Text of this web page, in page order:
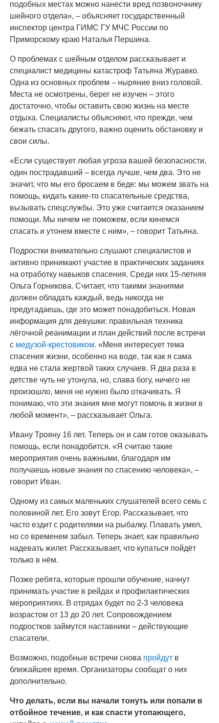
подобных местах можно нанести вред позвоночнику
шейного отдела», – объясняет государственный
инспектор центра ГИМС ГУ МЧС России по
Приморскому краю Наталья Першина.
О проблемах с шейным отделом рассказывает и
специалист медицины катастроф Татьяна Журавко.
Одна из основных проблем – ныряние вниз головой.
Места не осмотрены, берег не изучен – этого
достаточно, чтобы оставить свою жизнь на месте
отдыха. Специалисты объясняют, что прежде, чем
бежать спасать другого, важно оценить обстановку и
свои силы.
«Если существует любая угроза вашей безопасности,
один пострадавший – всегда лучше, чем два. Это не
значит, что мы его бросаем в беде: мы можем звать на
помощь, кидать какие-то спасательные средства,
вызывать спецслужбы. Это уже считается оказанием
помощи. Мы ничем не поможем, если кинемся
спасать и утонем вместе с ним», – говорит Татьяна.
Подростки внимательно слушают специалистов и
активно принимают участие в практических заданиях
на отработку навыков спасения. Среди них 15-летняя
Ольга Горникова. Считает, что такими знаниями
должен обладать каждый, ведь никогда не
предугадаешь, где это может понадобиться. Новая
информация для девушки: правильная техника
лёгочной реанимации и план действий после встречи
с медузой-крестовиком. «Меня интересует тема
спасения жизни, особенно на воде, так как я сама
едва не стала жертвой таких случаев. Я два раза в
детстве чуть не утонула, но, слава богу, ничего не
произошло, меня не нужно было откачивать. Я
понимаю, что эти знания мне могут помочь в жизни в
любой момент», – рассказывает Ольга.
Ивану Трояну 16 лет. Теперь он и сам готов оказывать
помощь, если понадобится. «Я считаю такие
мероприятия очень важными, благодаря им
получаешь новые знания по спасению человека», –
говорит Иван.
Одному из самых маленьких слушателей всего семь с
половиной лет. Его зовут Егор. Рассказывает, что
часто ездит с родителями на рыбалку. Плавать умел,
но со временем забыл. Теперь знает, как правильно
надевать жилет. Рассказывает, что купаться пойдёт
только в нём.
Позже ребята, которые прошли обучение, начнут
принимать участие в рейдах и профилактических
мероприятиях. В отрядах будет по 2-3 человека
возрастом от 13 до 20 лет. Сопровождением
подростков займутся наставники – действующие
спасатели.
Возможно, подобные встречи снова пройдут в
ближайшее время. Организаторы сообщат о них
дополнительно.
Что делать, если вы начали тонуть или попали в
отбойное течение, и как спасти утопающего,